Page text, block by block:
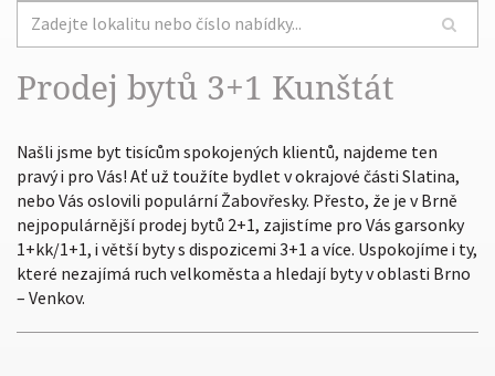
Prodej bytů 3+1 Kunštát
Našli jsme byt tisícům spokojených klientů, najdeme ten
pravý i pro Vás! Ať už toužíte bydlet v okrajové části Slatina,
nebo Vás oslovili populární Žabovřesky. Přesto, že je v Brně
nejpopulárnější prodej bytů 2+1, zajistíme pro Vás garsonky
1+kk/1+1, i větší byty s dispozicemi 3+1 a více. Uspokojíme i ty,
které nezajímá ruch velkoměsta a hledají byty v oblasti Brno
– Venkov.